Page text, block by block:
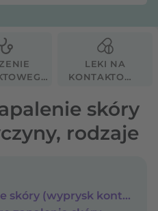
LEKI NA
KONTAKTOWE
SKÓRY
skóry
rodzaje
Kontaktowe zapalenie skóry (wyprysk kontaktowy)